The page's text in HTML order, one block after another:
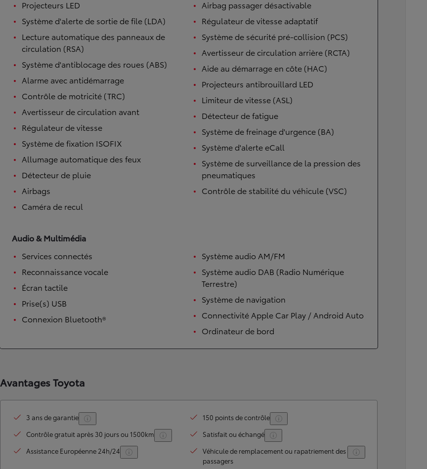
Disponible rapidement
Projecteurs LED
Système d'alerte de sortie de file (LDA)
Lecture automatique des panneaux de
circulation (RSA)
Système d'antiblocage des roues (ABS)
Alarme avec antidémarrage
Contrôle de motricité (TRC)
Avertisseur de circulation avant
Régulateur de vitesse
Système de fixation ISOFIX
Allumage automatique des feux
Détecteur de pluie
Airbags
Caméra de recul
Airbag passager désactivable
Régulateur de vitesse adaptatif
Système de sécurité pré-collision (PCS)
Avertisseur de circulation arrière (RCTA)
Aide au démarrage en côte (HAC)
Projecteurs antibrouillard LED
Limiteur de vitesse (ASL)
Détecteur de fatigue
Système de freinage d'urgence (BA)
Système d'alerte eCall
Système de surveillance de la pression des
pneumatiques
Contrôle de stabilité du véhicule (VSC)
Audio & Multimédia
Services connectés
Reconnaissance vocale
Écran tactile
Prise(s) USB
Connexion Bluetooth®
Système audio AM/FM
Système audio DAB (Radio Numérique
Terrestre)
Système de navigation
Connectivité Apple Car Play / Android Auto
Ordinateur de bord
Avantages Toyota
3 ans de garantie
150 points de contrôle
Contrôle gratuit après 30 jours ou 1500km
Satisfait ou échangé
Assistance Européenne 24h/24
Véhicule de remplacement ou rapatriement des
passagers